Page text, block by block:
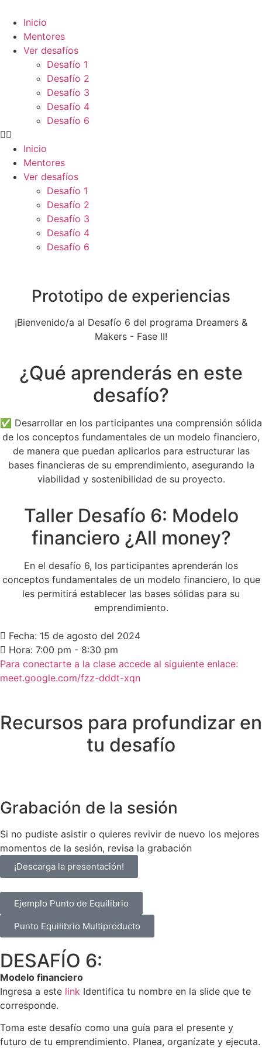
Inicio
Mentores
Ver desafíos
Desafío 1
Desafío 2
Desafío 3
Desafío 4
Desafío 6
Inicio
Mentores
Ver desafíos
Desafío 1
Desafío 2
Desafío 3
Desafío 4
Desafío 6
Prototipo de experiencias
¡Bienvenido/a al Desafío 6 del programa Dreamers &
Makers - Fase II!
¿Qué aprenderás en este
desafío?
✅ Desarrollar en los participantes una comprensión sólida
de los conceptos fundamentales de un modelo financiero,
de manera que puedan aplicarlos para estructurar las
bases financieras de su emprendimiento, asegurando la
viabilidad y sostenibilidad de su proyecto.
Taller Desafío 6: Modelo
financiero ¿All money?
En el desafío 6, los participantes aprenderán los
conceptos fundamentales de un modelo financiero, lo que
les permitirá establecer las bases sólidas para su
emprendimiento.
Fecha: 15 de agosto del 2024
Hora: 7:00 pm - 8:30 pm
Para conectarte a la clase accede al siguiente enlace:
meet.google.com/fzz-dddt-xqn
Recursos para profundizar en
tu desafío
Grabación de la sesión
Si no pudiste asistir o quieres revivir de nuevo los mejores
momentos de la sesión, revisa la grabación
¡Descarga la presentación!
Ejemplo Punto de Equilibrio
Punto Equilibrio Multiproducto
DESAFÍO 6:
Modelo financiero
Ingresa a este link Identifica tu nombre en la slide que te
corresponde.
Toma este desafío como una guía para el presente y
futuro de tu emprendimiento. Planea, organízate y ejecuta.